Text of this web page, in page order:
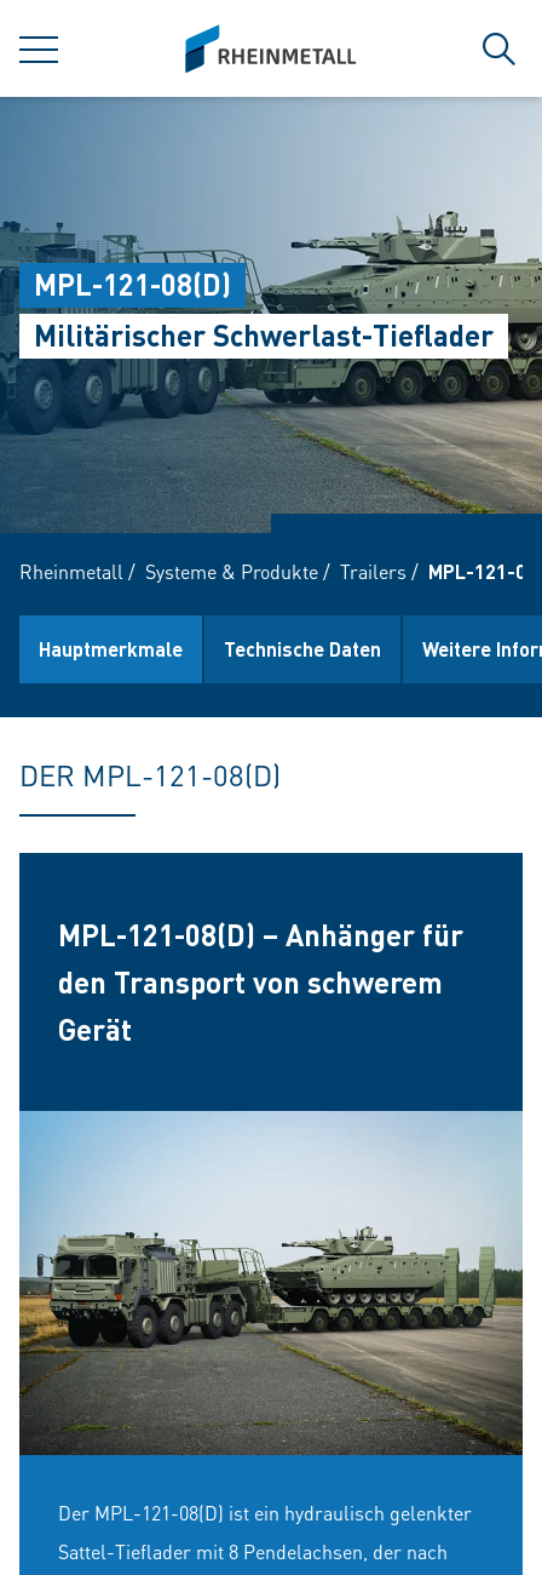
MENÜ
siteLogo
MPL-121-08(D)
Militärischer Schwerlast-Tieflader
Rheinmetall / Systeme & Produkte/ Trailers / MPL-121-
Hauptmerkmale Technische Daten Weitere
DER MPL-121-08(D)
MPL-121-08(D) – Anhänger für
den Transport von schwerem
Gerät
Der MPL-121-08(D) ist ein hydraulisch gelenkter
Sattel-Tieflader mit 8 Pendelachsen, der nach